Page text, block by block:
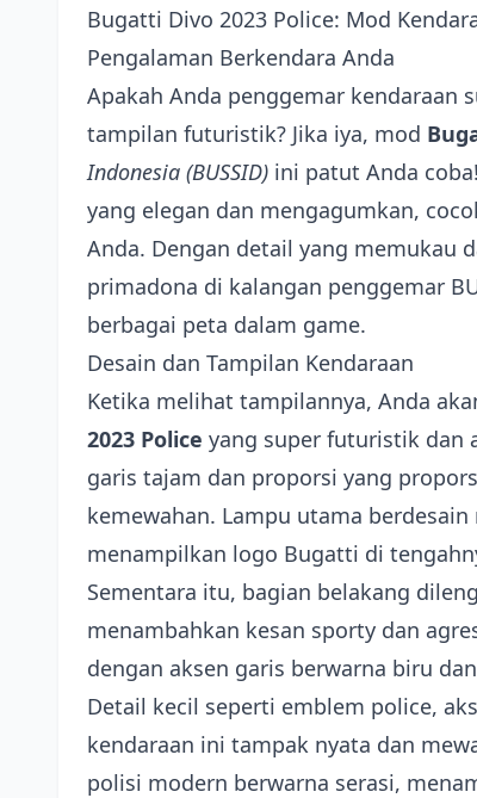
Bugatti Divo 2023 Police: Mod
Pengalaman Berkendara Anda
Apakah Anda penggemar kendaraan
tampilan futuristik? Jika iya, mod
Indonesia (BUSSID) ini patut Anda
yang elegan dan mengagumkan,
Anda. Dengan detail yang memukau
primadona di kalangan penggemar
berbagai peta dalam game.
Desain dan Tampilan Kendaraan
Ketika melihat tampilannya, Anda
2023 Police yang super futuristik dan
garis tajam dan proporsi yang
kemewahan. Lampu utama
menampilkan logo Bugatti di
Sementara itu, bagian belakang
menambahkan kesan sporty dan
dengan aksen garis berwarna biru
Detail kecil seperti emblem police,
kendaraan ini tampak nyata dan
polisi modern berwarna serasi,